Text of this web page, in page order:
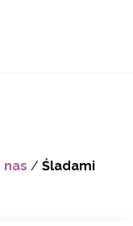
nas / Śladami